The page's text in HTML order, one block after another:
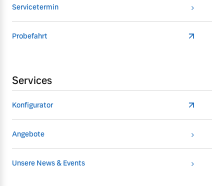
Servicetermin
Probefahrt
Services
Konfigurator
Angebote
Unsere News & Events